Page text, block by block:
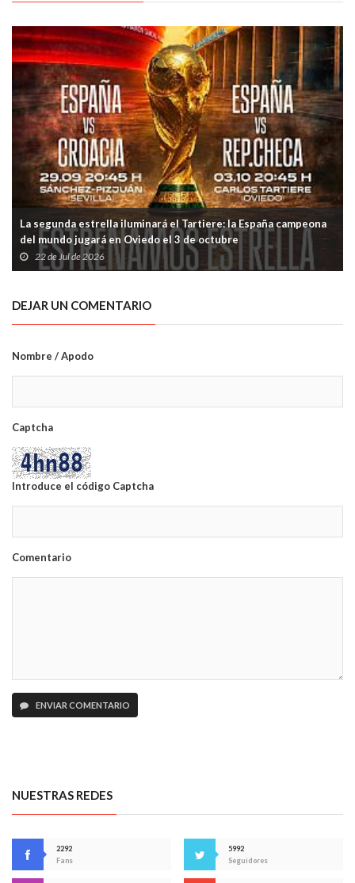
La segunda estrella iluminará el Tartiere: la España campeona
del mundo jugará en Oviedo el 3 de octubre
22 de Jul de 2026
DEJAR UN COMENTARIO
Nombre / Apodo
Captcha
Introduce el código Captcha
Comentario
ENVIAR COMENTARIO
NUESTRAS REDES
2292
Fans
5992
Seguidores